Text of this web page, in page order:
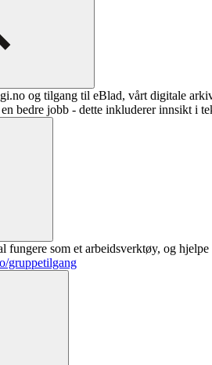
og tilgang til eBlad, vårt digitale
bedre jobb - dette inkluderer innsikt i
som et arbeidsverktøy, og
gruppetilgang